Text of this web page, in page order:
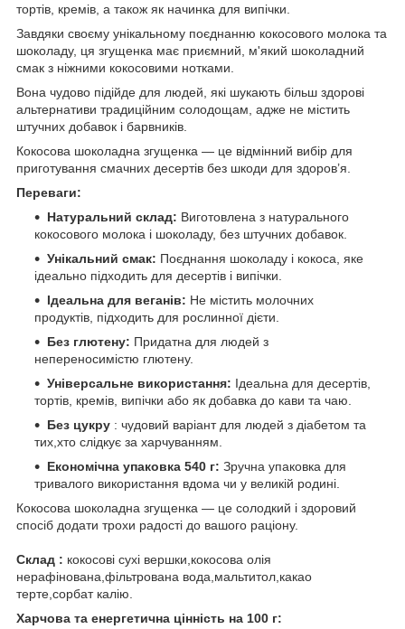
тортів, кремів, а також як начинка для випічки.
Завдяки своєму унікальному поєднанню кокосового молока та
шоколаду, ця згущенка має приємний, м'який шоколадний
смак з ніжними кокосовими нотками.
Вона чудово підійде для людей, які шукають більш здорові
альтернативи традиційним солодощам, адже не містить
штучних добавок і барвників.
Кокосова шоколадна згущенка — це відмінний вибір для
приготування смачних десертів без шкоди для здоров’я.
Переваги:
Натуральний склад: Виготовлена з натурального
кокосового молока і шоколаду, без штучних добавок.
Унікальний смак: Поєднання шоколаду і кокоса, яке
ідеально підходить для десертів і випічки.
Ідеальна для веганів: Не містить молочних
продуктів, підходить для рослинної дієти.
Без глютену: Придатна для людей з
непереносимістю глютену.
Універсальне використання: Ідеальна для десертів,
тортів, кремів, випічки або як добавка до кави та чаю.
Без цукру : чудовий варіант для людей з діабетом та
тих,хто слідкує за харчуванням.
Економічна упаковка 540 г: Зручна упаковка для
тривалого використання вдома чи у великій родині.
Кокосова шоколадна згущенка — це солодкий і здоровий
спосіб додати трохи радості до вашого раціону.
Склад : кокосові сухі вершки,кокосова олія
нерафінована,фільтрована вода,мальтитол,какао
терте,сорбат калію.
Харчова та енергетична цінність на 100 г: